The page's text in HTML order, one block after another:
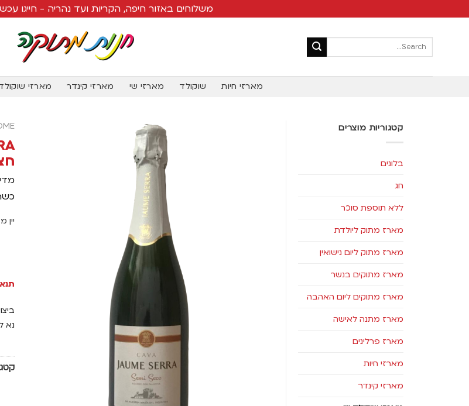
משלוחים באזור חיפה, הקריות ועד נהריה - חייגו עכשיו 054-
מארזי חיות שוקולד מארזי שי מארזי קינדר מארזי שוקולד
קטגוריות מוצרים
בלונים
חג
ללא תוספת סוכר
מארז מתוק ליולדת
מארז מתוק ליום נישואין
מארז מתוקים בנשר
מארז מתוקים ליום האהבה
מארז מתנה לאישה
מארז פרלינים
מארזי חיות
מארזי קינדר
נא